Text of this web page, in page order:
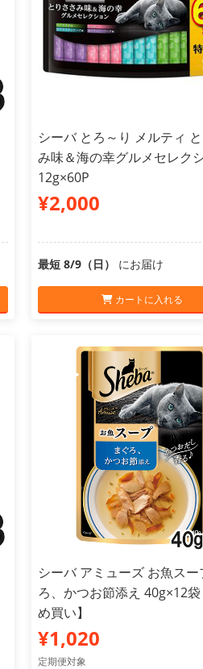
シーバ とろ～り メルティ
み味＆海の幸グルメセレク
12g×60P
¥2,000
最短 8/9（日） にお届け
カートに入れる
シーバ アミューズ お魚スー
ろ、かつお節添え 40g×12袋
め買い】
¥1,020
定期便対象